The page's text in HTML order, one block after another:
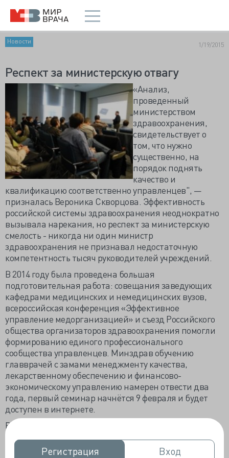
Регистрация
Регистрация Вход
Вход
Новости 1/19/2015
Респект за министерскую отвагу
«Анализ,
проведенный
министерством
здравоохранения,
свидетельствует о
том, что нужно
существенно, на
порядок поднять
качество и
квалификацию соответственно управленцев", —
призналась Вероника Скворцова. Эффективность
российской системы здравоохранения неоднократно
вызывала нарекания, но респект за министерскую
смелость - никогда ни один министр
здравоохранения не признавал недостаточную
компетентность тысяч руководителей учреждений.
В 2014 году была проведена большая
подготовительная работа: совещания заведующих
кафедрами медицинских и немедицинских вузов,
всероссийская конференция «Эффективное
управление медорганизацией» и съезд Российского
общества организаторов здравоохранения помогли
формированию единого профессионального
сообщества управленцев. Минздрав обучению
главврачей с замами менеджменту качества,
лекарственному обеспечению и финансово-
экономическому управлению намерен отвести два
года, первый семинар начнётся 9 февраля и будет
доступен в интернете.
В течение года 3,5 тысячи управленцев с
экономическим образованием обучат всем основным
проблемам реорганизации здравоохранения и